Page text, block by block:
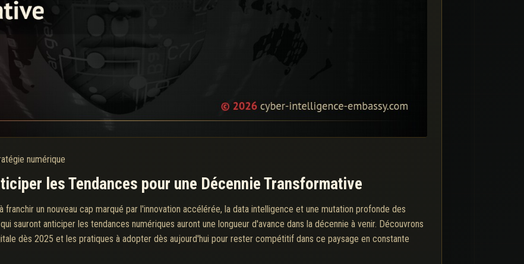
numérique
les Tendances pour une Décennie Transformative
un nouveau cap marqué par l'innovation accélérée, la data intelligence et une mutation profonde des
sauront anticiper les tendances numériques auront une longueur d'avance dans la décennie à venir. Découvrons
dès 2025 et les pratiques à adopter dès aujourd'hui pour rester compétitif dans ce paysage en constante